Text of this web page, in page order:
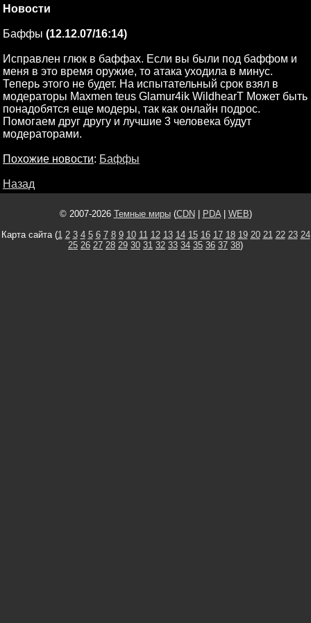
Новости
Баффы (12.12.07/16:14)
Исправлен глюк в баффах. Если вы были под баффом и
меня в это время оружие, то атака уходила в минус.
Теперь этого не будет. На испытательный срок взял в
модераторы Maxmen teus Glamur4ik WildhearT Может быть
понадобятся еще модеры, так как онлайн подрос.
Помогаем друг другу и лучшие 3 человека будут
модераторами.
Похожие новости: Баффы
Назад
© 2007-2026 Темные миры(CDN PDA| WEB)
Карта сайта (1 2 3 4 5 6 7 8 9 10 11 12 13 14 15 16 17 18 19 20 21 22 23 24
25 26 27 28 29 30 31 32 33 34 35 36 37 38)